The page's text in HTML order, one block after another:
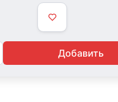
Добавить